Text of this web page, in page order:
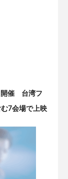
開催 台湾フ
7会場で上映